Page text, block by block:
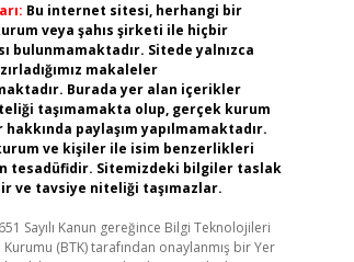
Bu internet sitesi, herhangi bir
veya şahıs şirketi ile hiçbir
bulunmamaktadır. Sitede yalnızca
makaleler
Burada yer alan içerikler
taşımamakta olup, gerçek kurum
paylaşım yapılmamaktadır.
ve kişiler ile isim benzerlikleri
tesadüfidir. Sitemizdeki bilgiler taslak
ve tavsiye niteliği taşımazlar.
Sayılı Kanun gereğince Bilgi Teknolojileri
(BTK) tarafından onaylanmış bir Yer